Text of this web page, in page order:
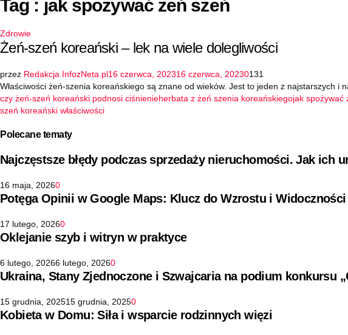
Tag : jak spożywać żeń szeń
Zdrowie
Żeń-szeń koreański – lek na wiele dolegliwości
przez Redakcja InfozNeta.pl16 czerwca, 202316 czerwca, 20230131
Właściwości żeń-szenia koreańskiego są znane od wieków. Jest to jeden z najstarszych i
czy żeń-szeń koreański podnosi ciśnienieherbata z żeń szenia koreańskiegojak spożywać
szeń koreański właściwości
Polecane tematy
Najczęstsze błędy podczas sprzedaży nieruchomości. Jak ich
16 maja, 20260
Potęga Opinii w Google Maps: Klucz do Wzrostu i
17 lutego, 20260
Oklejanie szyb i witryn w praktyce
6 lutego, 20266 lutego, 20260
Ukraina, Stany Zjednoczone i Szwajcaria na podium konkursu
15 grudnia, 202515 grudnia, 20250
Kobieta w Domu: Siła i wsparcie rodzinnych więzi